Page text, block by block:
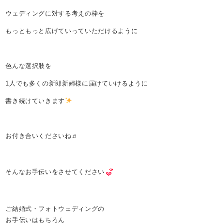
ウェディングに対する考えの枠を
もっともっと広げていっていただけるように
色んな選択肢を
1人でも多くの新郎新婦様に届けていけるように
書き続けていきます
お付き合いくださいね♬
そんなお手伝いをさせてください
ご結婚式・フォトウェディングの
お手伝いはもちろん